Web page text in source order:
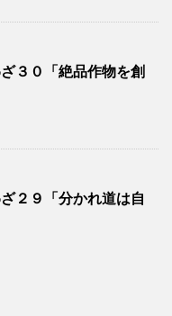
３０「絶品作物を創
２９「分かれ道は自